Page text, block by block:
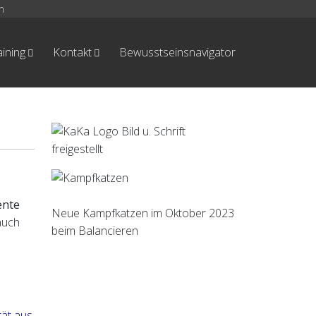
Kontakt Bewusstseinsnavigator
Neue Kampfkatzen im Oktober 2023
beim Balancieren